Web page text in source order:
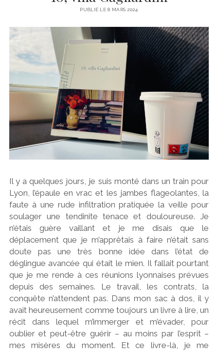
Y
v
e
s
L
e
B
o
r
g
n
'
PUBLIÉ LE 8 MARS 2024
Il y a quelques jours, je suis monté dans un train pour
Lyon, l’épaule en vrac et les jambes flageolantes, la
faute à une rude infiltration pratiquée la veille pour
soulager une tendinite tenace et douloureuse. Je
n’étais guère vaillant et je me disais que le
déplacement que je m’apprêtais à faire n’était sans
doute pas une très bonne idée dans l’état de
déglingue avancée qui était le mien. Il fallait pourtant
que je me rende à ces réunions lyonnaises prévues
depuis des semaines. Le travail, les contrats, la
conquête n’attendent pas. Dans mon sac à dos, il y
avait heureusement comme toujours un livre à lire, un
récit dans lequel m’immerger et m’évader, pour
oublier et peut-être guérir – au moins par l’esprit –
mes misères du moment. Et ce livre-là, je me